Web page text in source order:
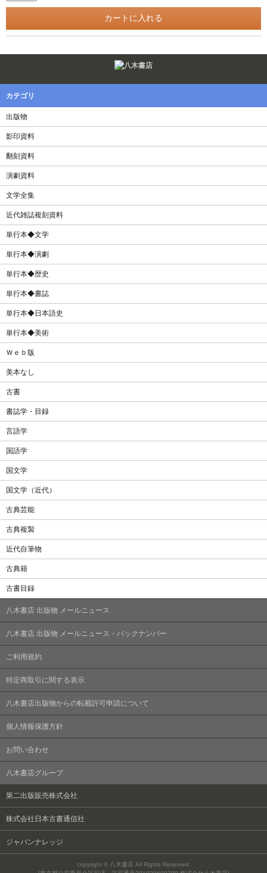
カテゴリ
出版物
影印資料
翻刻資料
演劇資料
文学全集
近代雑誌複刻資料
単行本◆文学
単行本◆演劇
単行本◆歴史
単行本◆書誌
単行本◆日本語史
単行本◆美術
Ｗｅｂ版
美本なし
古書
書誌学・目録
言語学
国語学
国文学
国文学（近代）
古典芸能
古典複製
近代自筆物
古典籍
古書目録
八木書店 出版物 メールニュース
八木書店 出版物 メールニュース・バックナンバー
ご利用規約
特定商取引に関する表示
八木書店出版物からの転載許可申請について
個人情報保護方針
お問い合わせ
八木書店グループ
copyright © 八木書店 All Rights Reserved.
第二出版販売株式会社
株式会社日本古書通信社
ジャパンナレッジ